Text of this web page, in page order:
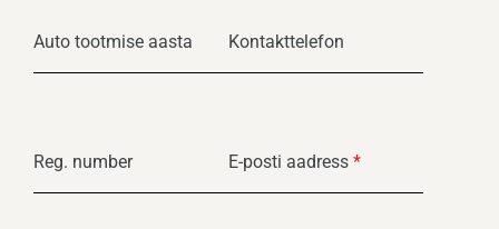
Auto tootmise aasta Kontakttelefon
Reg. number E-posti aadress *